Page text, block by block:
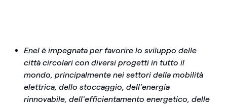
Enel è impegnata per favorire lo sviluppo delle
città circolari con diversi progetti in tutto il
mondo, principalmente nei settori della mobilità
elettrica, dello stoccaggio, dell'energia
rinnovabile, dell'efficientamento energetico, delle